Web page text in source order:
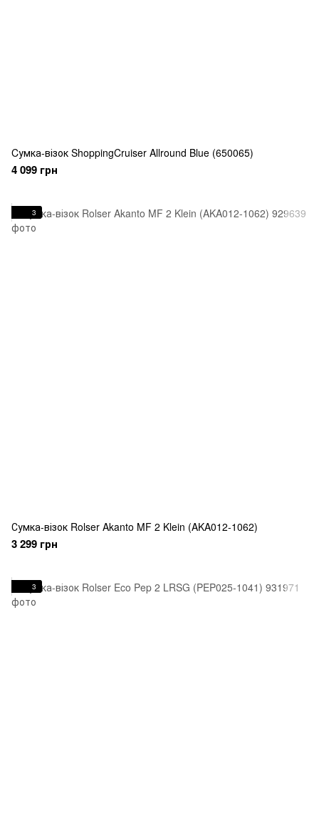
Cумка-візок ShoppingCruiser Allround Blue (650065)
4 099 грн
3
Сумка-візок Rolser Akanto MF 2 Klein (AKA012-1062)
3 299 грн
3